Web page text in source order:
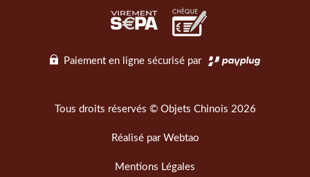
Paiement en ligne sécurisé par
Tous droits réservés © Objets Chinois 2026
Réalisé par Webtao
Mentions Légales